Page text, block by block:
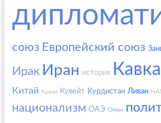
союз Европейский союз
Ирак Иран история
Китай Крым Кувейт Курдистан Ливан
национализм ОАЭ Оман